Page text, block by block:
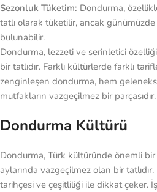
Sezonluk Tüketim: Dondurma,
tatlı olarak tüketilir, ancak günümüzde
bulunabilir.
Dondurma, lezzeti ve serinletici
bir tatlıdır. Farklı kültürlerde farklı
zenginleşen dondurma, hem
mutfakların vazgeçilmez bir parçasıdır.
Dondurma Kültürü
Dondurma, Türk kültüründe önemli
aylarında vazgeçilmez olan bir
tarihçesi ve çeşitliliği ile dikkat çeker.